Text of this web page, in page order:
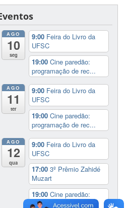
AGO
10
seg
9:00 Feira do Livro da
UFSC
19:00Cine paredão:
programação de rec...
AGO
11
ter
9:00 Feira do Livro da
UFSC
19:00Cine paredão:
programação de rec...
AGO
12
qua
9:00 Feira do Livro da
UFSC
17:003º Prêmio Zahidé
Muzart
19:00Cine paredão:
programação de rec...